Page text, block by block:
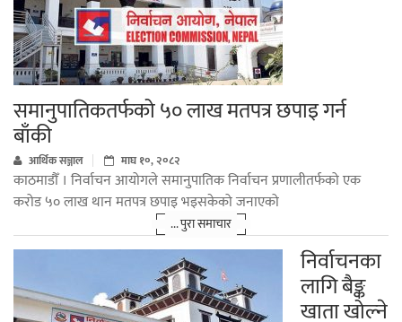
समानुपातिकतर्फको ५० लाख मतपत्र छपाइ गर्न
बाँकी
आर्थिक सञ्जाल माघ १०, २०८२
काठमाडौँ । निर्वाचन आयोगले समानुपातिक निर्वाचन प्रणालीतर्फको एक
करोड ५० लाख थान मतपत्र छपाइ भइसकेको जनाएको
... पुरा समाचार
निर्वाचनका
लागि बैङ्क
खाता खोल्ने